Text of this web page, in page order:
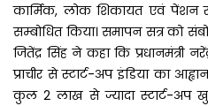
कार्मिक, लोक शिकायत एवं पेंशन
सम्बोधित किया। समापन सत्र को
जितेंद्र सिंह ने कहा कि प्रधानमंत्री
प्राचीर से स्टार्ट-अप इंडिया का
कुल 2 लाख से ज्यादा स्टार्ट-अप